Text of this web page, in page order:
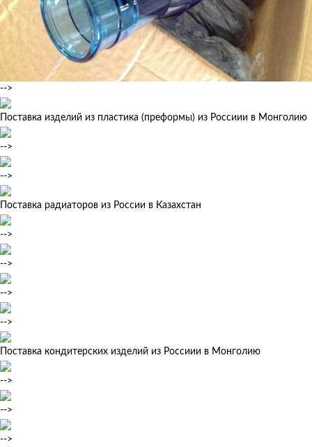
-->
Поставка изделий из пластика (преформы) из Россиии в Монголию
-->
-->
Поставка радиаторов из России в Казахстан
-->
-->
-->
-->
Поставка кондитерских изделий из Россиии в Монголию
-->
-->
-->